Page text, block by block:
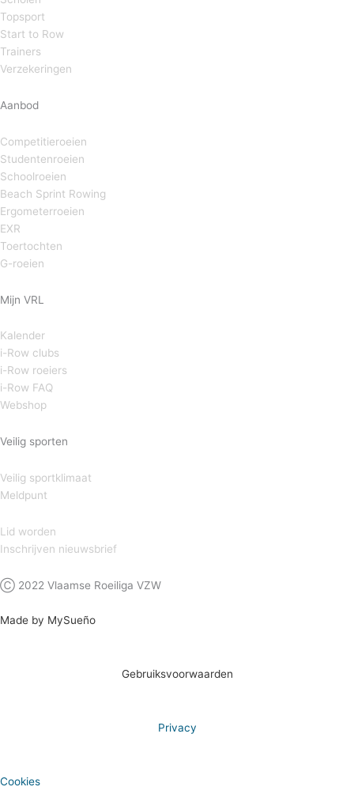
Topsport
Start to Row
Trainers
Verzekeringen
Aanbod
Competitieroeien
Studentenroeien
Schoolroeien
Beach Sprint Rowing
Ergometerroeien
EXR
Toertochten
G-roeien
Mijn VRL
Kalender
i-Row clubs
i-Row roeiers
i-Row FAQ
Webshop
Veilig sporten
Veilig sportklimaat
Meldpunt
Lid worden
Inschrijven nieuwsbrief
Ⓒ 2022 Vlaamse Roeiliga VZW
Made by MySueño
Gebruiksvoorwaarden
Privacy
Cookies